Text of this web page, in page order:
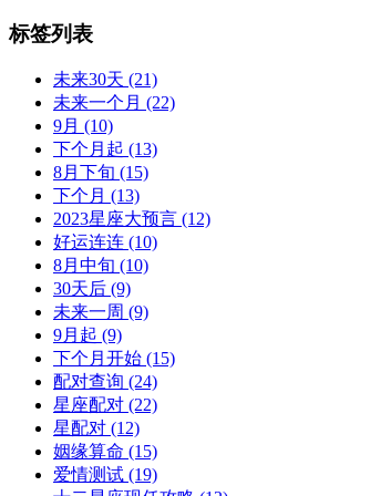
标签列表
未来30天 (21)
未来一个月 (22)
9月 (10)
下个月起 (13)
8月下旬 (15)
下个月 (13)
2023星座大预言 (12)
好运连连 (10)
8月中旬 (10)
30天后 (9)
未来一周 (9)
9月起 (9)
下个月开始 (15)
配对查询 (24)
星座配对 (22)
星配对 (12)
姻缘算命 (15)
爱情测试 (19)